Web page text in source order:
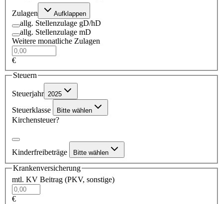
Zulagen Aufklappen
allg. Stellenzulage gD/hD
allg. Stellenzulage mD
Weitere monatliche Zulagen
€
Steuern
Steuerjahr 2025
Steuerklasse Bitte wählen
Kirchensteuer?
Kinderfreibeträge Bitte wählen
Krankenversicherung
mtl. KV Beitrag (PKV, sonstige)
€